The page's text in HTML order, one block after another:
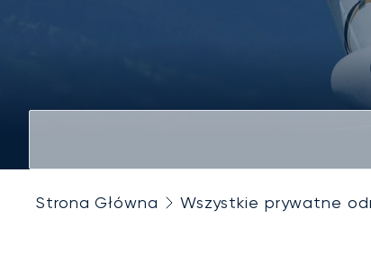
Strona Główna Wszystkie prywatne